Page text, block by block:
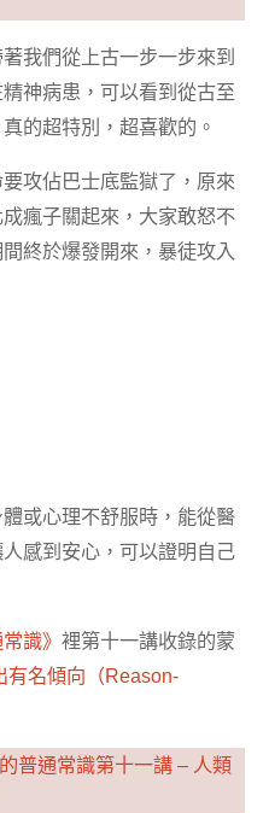
我們從上古一步一步來到
神病患，可以看到從古至
的超特別，超喜歡的。
攻佔巴士底監獄了，原來
瘋子關起來，大家敢怒不
終於爆發開來，暴徒攻入
或心理不舒服時，能從醫
感到安心，可以證明自己
常識》裡第十一講收錄的蒙
有名傾向（Reason-
普通常識第十一講 – 人類